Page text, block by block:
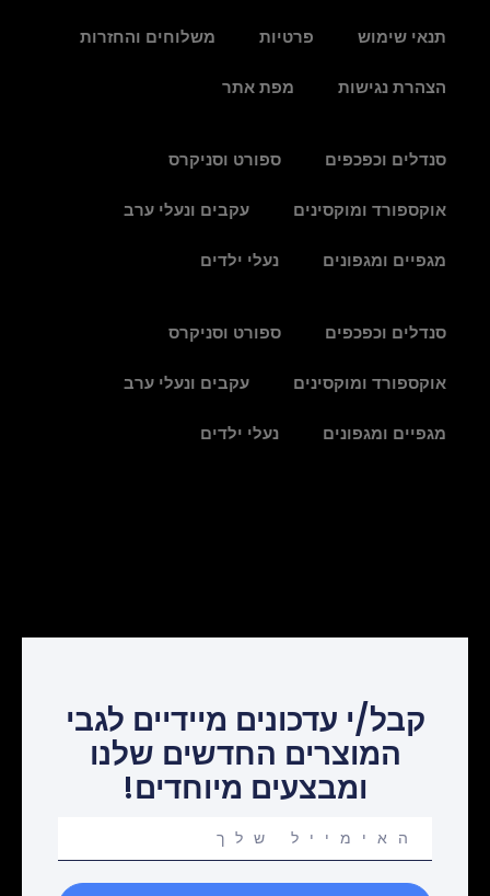
תנאי שימוש פרטיות משלוחים והחזרות
הצהרת נגישות מפת אתר
סנדלים וכפכפים ספורט וסניקרס
אוקספורד ומוקסינים עקבים ונעלי ערב
מגפיים ומגפונים נעלי ילדים
סנדלים וכפכפים ספורט וסניקרס
אוקספורד ומוקסינים עקבים ונעלי ערב
מגפיים ומגפונים נעלי ילדים
קבל/י עדכונים מיידיים לגבי
המוצרים החדשים שלנו
ומבצעים מיוחדים!
email